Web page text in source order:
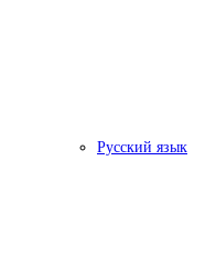
Русский язык